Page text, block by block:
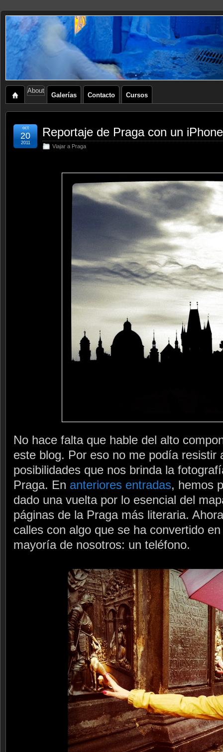
About
Galerías Contacto Cursos
Reportaje de Praga con un iPhone
Viajar a Praga
oct
20
2011
No hace falta que hable del alto
este blog. Por eso no me podía resistir
posibilidades que nos brinda la
Praga. En anteriores entradas, hemos
dado una vuelta por lo esencial del
páginas de la Praga más literaria.
calles con algo que se ha convertido
mayoría de nosotros: un teléfono.